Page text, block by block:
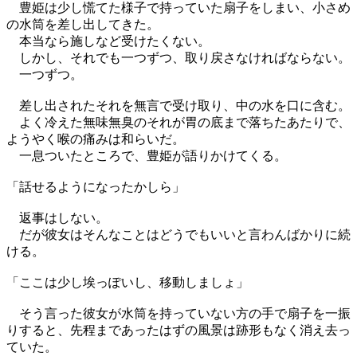
豊姫は少し慌てた様子で持っていた扇子をしまい、小さめ
の水筒を差し出してきた。
本当なら施しなど受けたくない。
しかし、それでも一つずつ、取り戻さなければならない。
一つずつ。
差し出されたそれを無言で受け取り、中の水を口に含む。
よく冷えた無味無臭のそれが胃の底まで落ちたあたりで、
ようやく喉の痛みは和らいだ。
一息ついたところで、豊姫が語りかけてくる。
「話せるようになったかしら」
返事はしない。
だが彼女はそんなことはどうでもいいと言わんばかりに続
ける。
「ここは少し埃っぽいし、移動しましょ」
そう言った彼女が水筒を持っていない方の手で扇子を一振
りすると、先程まであったはずの風景は跡形もなく消え去っ
ていた。